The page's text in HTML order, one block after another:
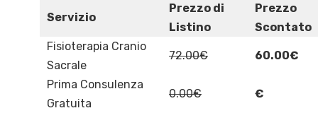
Servizio
Prezzo di
Listino
Prezzo
Scontato
Fisioterapia Cranio
Sacrale
72.00€ 60.00€
Prima Consulenza
Gratuita
0.00€ €